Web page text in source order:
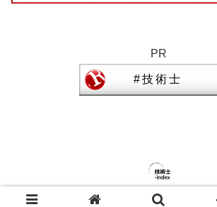
PR
© 2023 技術士-Index.